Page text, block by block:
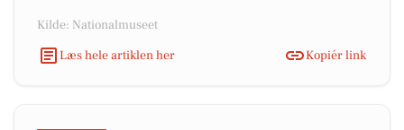
Kilde: Nationalmuseet
Læs hele artiklen her
Kopiér link